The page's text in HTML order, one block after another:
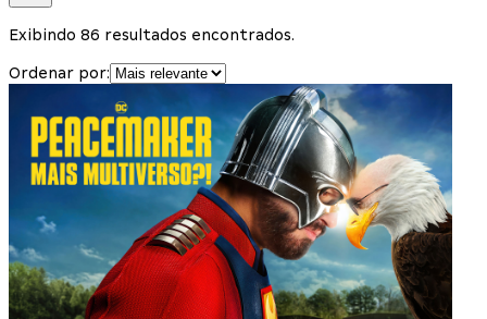
Exibindo 86 resultados encontrados.
Ordenar por: